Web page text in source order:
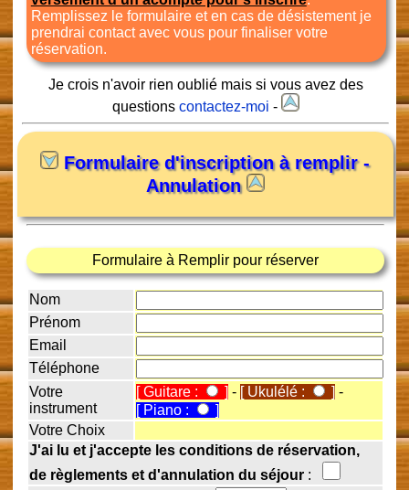
Remplissez le formulaire et en cas de désistement je
prendrai contact avec vous pour finaliser votre
réservation.
Je crois n'avoir rien oublié mais si vous avez des
questionscontactez-moi -
Formulaire d'inscription à remplir -
Annulation
Formulaire à Remplir pour réserver
Nom
Prénom
Email
Téléphone
Votre
instrument
[ Guitare : ] - [ Ukulélé : ] -
[ Piano :
]
Votre Choix
J'ai lu et j'accepte les conditions de réservation,
de règlements et d'annulation du séjour: